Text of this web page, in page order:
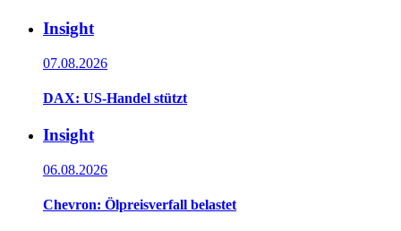
Insight
07.08.2026
DAX: US-Handel stützt
Insight
06.08.2026
Chevron: Ölpreisverfall belastet